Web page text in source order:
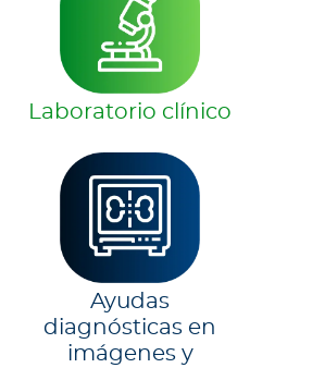
Laboratorio clínico
Ayudas
diagnósticas en
imágenes y